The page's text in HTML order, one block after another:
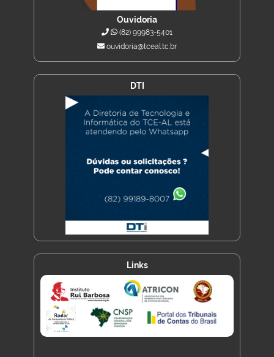
Ouvidoria
(82) 99983-5401
ouvidoria@tceal.tc.br
DTI
Links